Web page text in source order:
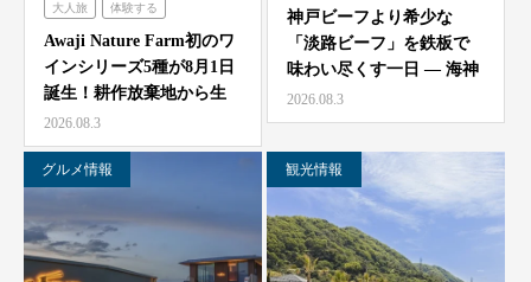
大人旅 体験する
農家レストラン「陽・燦燦」
Awaji Nature Farm初のワ
インシリーズ5種が8月1日
誕生！耕作放棄地から生
ま…
2026.08.3
のじまスコーラ 海神人の食卓
神戸ビーフより希少な
「淡路ビーフ」を鉄板で
味わい尽くす一日 — 海神
人（アマン）の食卓
「桟…
2026.08.3
グルメ情報 観光情報